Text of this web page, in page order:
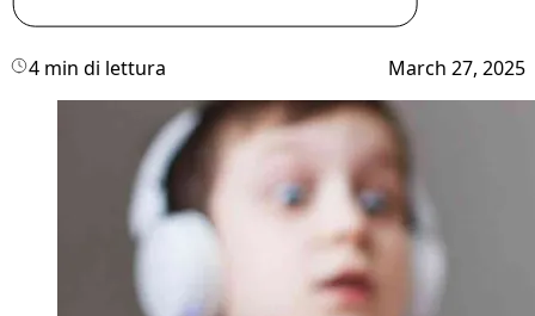
4 min di lettura March 27, 2025